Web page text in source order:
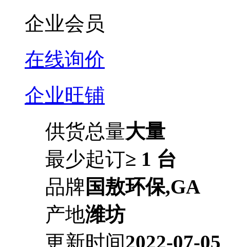
企业会员
在线询价
企业旺铺
供货总量大量
最少起订≥ 1 台
品牌 国敖环保,GA
产地潍坊
更新时间2022-07-05